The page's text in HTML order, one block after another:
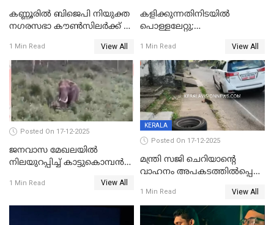
കണ്ണൂരിൽ ബിജെപി നിയുക്ത
നഗരസഭാ കൗൺസിലർക്ക് 36
1 Min Read View All
കളിക്കുന്നതിനിടയിൽ
പൊള്ളലേറ്റു;
ക്ലാസ് വിദ്യാർത്ഥിനി മരിച്ചു
1 Min Read View All
Posted On 17-12-2025
ജനവാസ മേഖലയില്‍
നിലയുറപ്പിച്ച് കാട്ടുകൊമ്പന്‍
1 Min Read View All
KERALA
Posted On 17-12-2025
മന്ത്രി സജി ചെറിയാന്റെ
വാഹനം അപകടത്തിൽപ്പെട്ടു;
രക്ഷപ്പെട്ടത് തലനാരിടയ്ക്ക്
1 Min Read View All